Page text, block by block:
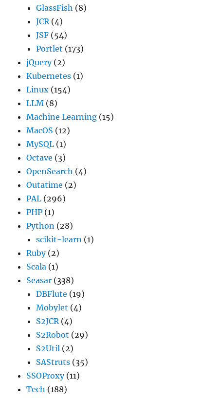
GlassFish (8)
JCR(4)
JSF (54)
Portlet (173)
jQuery(2)
Kubernetes (1)
Linux (154)
LLM (8)
Machine Learning (15)
MacOS (12)
MySQL (1)
Octave (3)
OpenSearch (4)
Outatime (2)
PAL (296)
PHP (1)
Python (28)
scikit-learn (1)
Ruby(2)
Scala (1)
Seasar (338)
DBFlute (19)
Mobylet (4)
S2JCR(4)
S2Robot (29)
S2Util (2)
SAStruts (35)
SSOProxy(11)
Tech (188)